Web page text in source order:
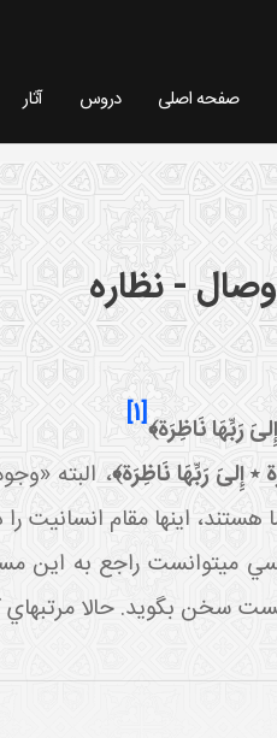
صفحه اصلی دروس آثار
مرتضی جوادی آملی
- نظاره
رَبِّهَا نَاظِرَة﴾[1]
إِلىَ‏ رَبِّهَا نَاظِرَة﴾، البته
اينها مقام انسانيت را
مي توانست راجع به اين
سخن بگويد. حالا مرتبه اي